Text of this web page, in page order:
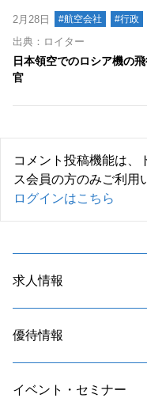
2月28日 #航空会社 #行政
出典：ロイター
日本領空でのロシア機の
官
コメント投稿機能は、
ス会員の方のみご利用
ログインはこちら
求人情報
優待情報
イベント・セミナー